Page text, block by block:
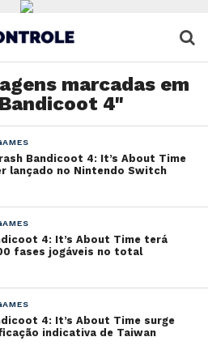
marcadas em
4"
Bandicoot 4: It’s About Time
lançado no Nintendo Switch
4: It’s About Time terá
fases jogáveis no total
4: It’s About Time surge
indicativa de Taiwan